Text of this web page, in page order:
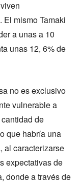
El mismo Tamaki
a unas a 10
unas 12, 6% de
no es exclusivo
vulnerable a
de
que habría una
al caracterizarse
expectativas de
donde a través de